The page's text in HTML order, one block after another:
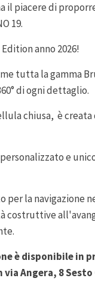
il piacere di
19.
anno 2026!
tutta la gamma
di ogni dettaglio.
chiusa, è
e
per la navigazione
costruttive
è disponibile in
Angera, 8